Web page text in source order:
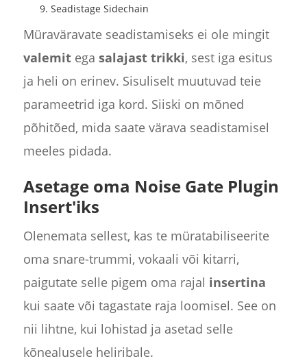
Seadistage Sidechain
Müraväravate seadistamiseks ei ole mingit
valemitega salajast trikki, sest iga esitus
ja heli on erinev. Sisuliselt muutuvad teie
parameetrid iga kord. Siiski on mõned
põhitõed, mida saate värava seadistamisel
meeles pidada.
Asetage oma Noise Gate Plugin
Insert'iks
Olenemata sellest, kas te müratabiliseerite
oma snare-trummi, vokaali või kitarri,
paigutate selle pigem oma rajal insertina
kui saate või tagastate raja loomisel. See on
nii lihtne, kui lohistad ja asetad selle
kõnealusele heliribale.